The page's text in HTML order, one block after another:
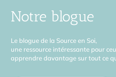
Notre blogue
Le blogue de la Source en Soi,
une ressource intéressante pour
apprendre davantage sur tout ce